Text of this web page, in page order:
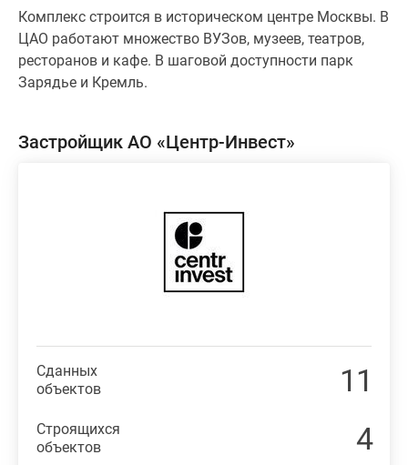
Комплекс строится в историческом центре Москвы. В
ЦАО работают множество ВУЗов, музеев, театров,
ресторанов и кафе. В шаговой доступности парк
Зарядье и Кремль.
Застройщик АО «Центр-Инвест»
Сданных
объектов
11
Строящихся
объектов
4